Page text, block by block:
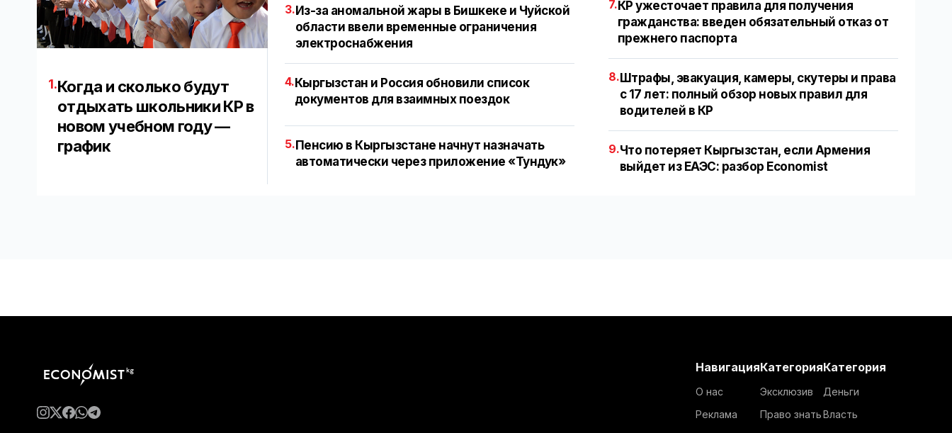
1.Когда и сколько будут
отдыхать школьники КР в
новом учебном году —
график
3.Из-за аномальной жары в Бишкеке и Чуйской
области ввели временные ограничения
электроснабжения
4.Кыргызстан и Россия обновили список
документов для взаимных поездок
5. Пенсию в Кыргызстане начнут назначать
автоматически через приложение «Тундук»
7. КР ужесточает правила для получения
гражданства: введен обязательный отказ от
прежнего паспорта
8. Штрафы, эвакуация, камеры, скутеры и права
с 17 лет: полный обзор новых правил для
водителей в КР
9.Что потеряет Кыргызстан, если Армения
выйдет из ЕАЭС: разбор Economist
Навигация
О нас
Реклама
Категория
Эксклюзив
Право знать
Категория
Деньги
Власть